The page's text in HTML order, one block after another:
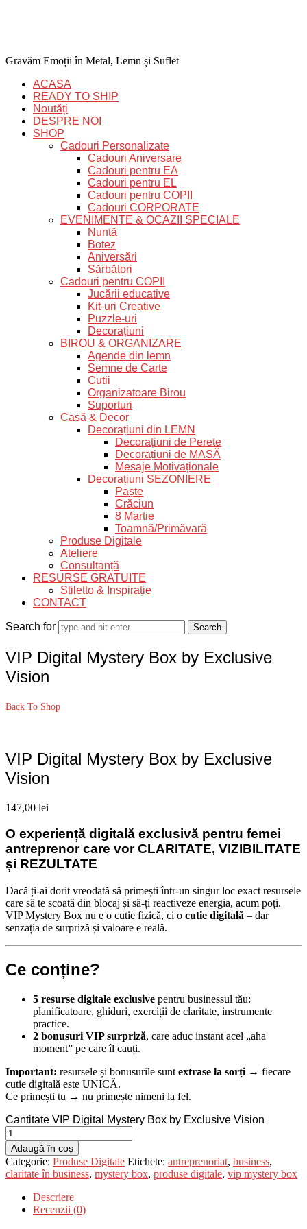
Gravăm Emoții în Metal, Lemn și Suflet
ACASA
READY TO SHIP
Noutăți
DESPRE NOI
SHOP
Cadouri Personalizate
Cadouri Aniversare
Cadouri pentru EA
Cadouri pentru EL
Cadouri pentru COPII
Cadouri CORPORATE
EVENIMENTE & OCAZII SPECIALE
Nuntă
Botez
Aniversări
Sărbători
Cadouri pentru COPII
Jucării educative
Kit-uri Creative
Puzzle-uri
Decorațiuni
BIROU & ORGANIZARE
Agende din lemn
Semne de Carte
Cutii
Organizatoare Birou
Suporturi
Casă & Decor
Decorațiuni din LEMN
Decorațiuni de Perete
Decorațiuni de MASĂ
Mesaje Motivaționale
Decorațiuni SEZONIERE
Paște
Crăciun
8 Martie
Toamnă/Primăvară
Produse Digitale
Ateliere
Consultanță
RESURSE GRATUITE
Stiletto & Inspirație
CONTACT
Search for
VIP Digital Mystery Box by Exclusive
Vision
Back To Shop
VIP Digital Mystery Box by Exclusive
Vision
147,00 lei
O experiență digitală exclusivă pentru femei
antreprenor care vor CLARITATE, VIZIBILITATE
și REZULTATE
Dacă ți-ai dorit vreodată să primești într-un singur loc exact resursele
care să te scoată din blocaj și să-ți reactiveze energia, acum poți.
VIP Mystery Box nu e o cutie fizică, ci o cutie digitală – dar
senzația de surpriză și valoare e reală.
Ce conține?
5 resurse digitale exclusive pentru businessul tău:
planificatoare, ghiduri, exerciții de claritate, instrumente
practice.
2 bonusuri VIP surpriză, care aduc instant acel „aha
moment” pe care îl cauți.
Important: resursele și bonusurile sunt extrase la sorți → fiecare
cutie digitală este UNICĂ.
Ce primești tu → nu primește nimeni la fel.
Cantitate VIP Digital Mystery Box by Exclusive Vision
Adaugă în coș
Categorie: Produse Digitale Etichete: antreprenoriat, business,
claritate în business, mystery box, produse digitale, vip mystery box
Descriere
Recenzii (0)